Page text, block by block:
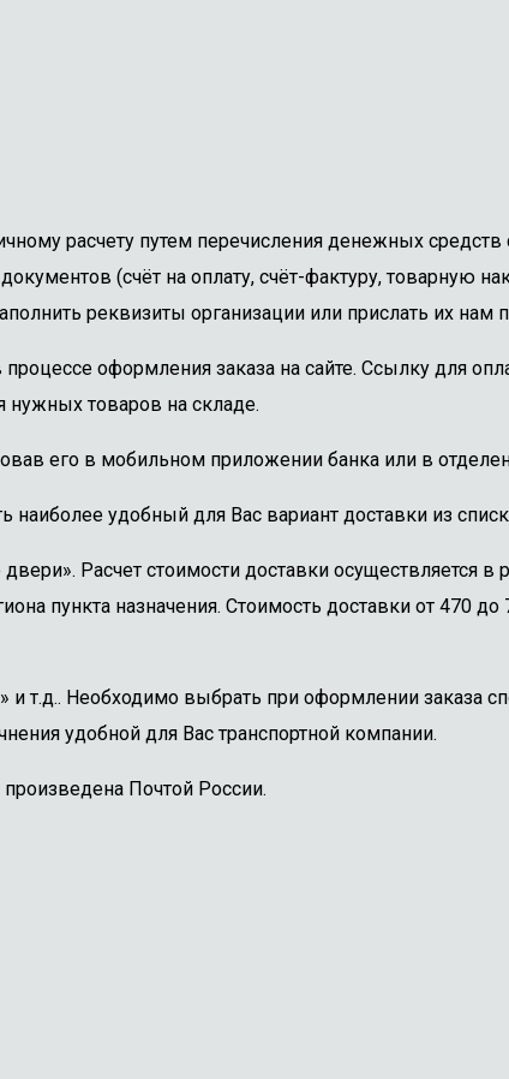
расчету путем перечисления денежных средств
(счёт на оплату, счёт-фактуру, товарную
реквизиты организации или прислать их нам
оформления заказа на сайте. Ссылку для
нужных товаров на складе.
его в мобильном приложении банка или в
удобный для Вас вариант доставки из
Расчет стоимости доставки осуществляется
пункта назначения. Стоимость доставки от 470
т.д.. Необходимо выбрать при оформлении заказа
удобной для Вас транспортной компании.
Почтой России.